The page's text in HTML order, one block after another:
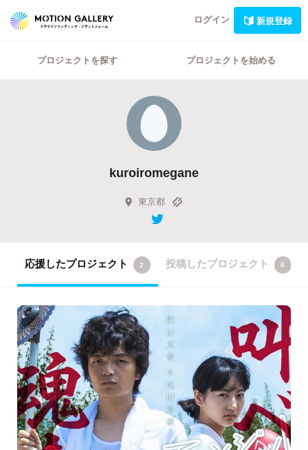
ログイン 新規登録
プロジェクトを探す プロジェクトを始める
kuroiromegane
東京都
応援したプロジェクト 2 投稿したプロジェクト 0